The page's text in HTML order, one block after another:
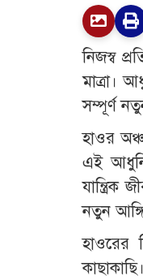
নিজস্ব
মাত্রা।
সম্পূর্ণ
হাওর
এই
যান্ত্রিক
নতুন
হাওরের